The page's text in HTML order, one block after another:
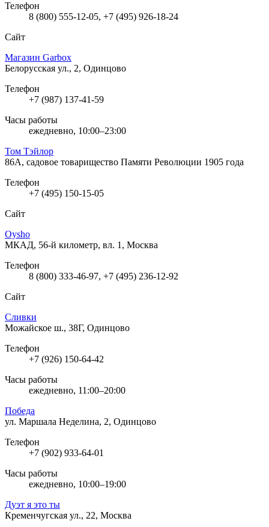
Телефон
8 (800) 555-12-05, +7 (495) 926-18-24
Сайт
Магазин Garbox
Белорусская ул., 2, Одинцово
Телефон
+7 (987) 137-41-59
Часы работы
ежедневно, 10:00–23:00
Том Тэйлор
86А, садовое товарищество Памяти Революции 1905 года
Телефон
+7 (495) 150-15-05
Сайт
Oysho
МКАД, 56-й километр, вл. 1, Москва
Телефон
8 (800) 333-46-97, +7 (495) 236-12-92
Сайт
Сливки
Можайское ш., 38Г, Одинцово
Телефон
+7 (926) 150-64-42
Часы работы
ежедневно, 11:00–20:00
Победа
ул. Маршала Неделина, 2, Одинцово
Телефон
+7 (902) 933-64-01
Часы работы
ежедневно, 10:00–19:00
Дуэт я это ты
Кременчугская ул., 22, Москва